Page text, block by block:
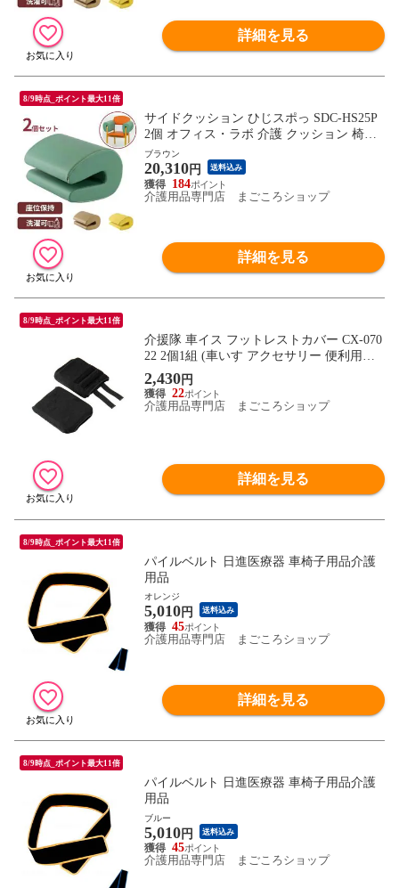
詳細を見る
8/9時点_ポイント最大11倍
サイドクッション ひじスポっ SDC-HS25P
2個 オフィス・ラボ 介護 クッション 椅子
車いす 座位 サポート 施設関連用品 介護用
品 姿勢保持 座位姿勢 片麻痺 介護 ひじす
ぽ 車椅子用クッション 車いすクッション
ずり落ち 座位保持 介護施設 老人ホーム 傾
ブラウン
20,310円 送料込み
184
介護用品専門店 まごころショップ
詳細を見る
8/9時点_ポイント最大11倍
介援隊 車イス フットレストカバー CX-070
22 2個1組 (車いす アクセサリー 便利用品)
介護用品
2,430円
22
介護用品専門店 まごころショップ
詳細を見る
8/9時点_ポイント最大11倍
パイルベルト 日進医療器 車椅子用品介護
用品
オレンジ
5,010円 送料込み
45
介護用品専門店 まごころショップ
詳細を見る
8/9時点_ポイント最大11倍
パイルベルト 日進医療器 車椅子用品介護
用品
ブルー
5,010円 送料込み
45
介護用品専門店 まごころショップ